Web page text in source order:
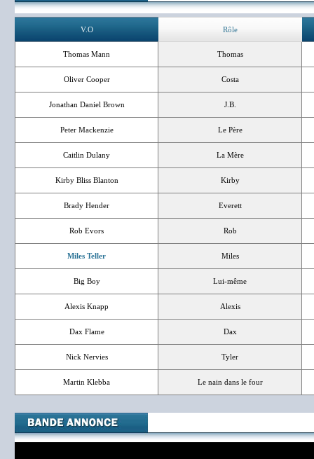
V.O Rôle
Thomas Mann Thomas
Oliver Cooper Costa
Jonathan Daniel Brown J.B.
Peter Mackenzie Le Père
Caitlin Dulany La Mère
Kirby Bliss Blanton Kirby
Brady Hender Everett
Rob Evors Rob
Miles Teller Miles
Big Boy Lui-même
Alexis Knapp Alexis
Dax Flame Dax
Nick Nervies Tyler
Martin Klebba Le nain dans le four